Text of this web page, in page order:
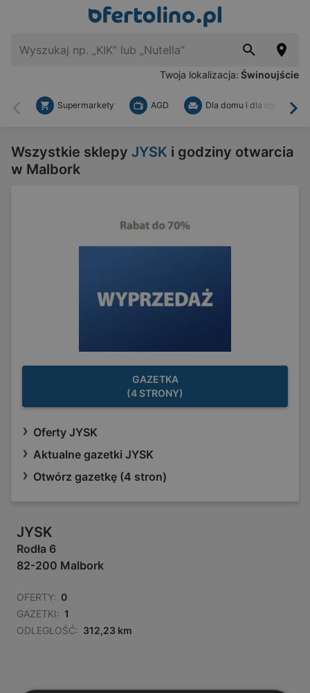
Twoja lokalizacja: Świnoujście
Wstecz
Supermarkety AGD Dla domu i dla ogrodu
Wszystkie sklepy JYSK i godziny otwarcia
w Malbork
GAZETKA
(4 STRONY)
Oferty JYSK
Aktualne gazetki JYSK
Otwórz gazetkę (4 stron)
JYSK
Rodła 6
82-200 Malbork
OFERTY: 0
GAZETKI: 1
ODLEGŁOŚĆ: 312,23 km